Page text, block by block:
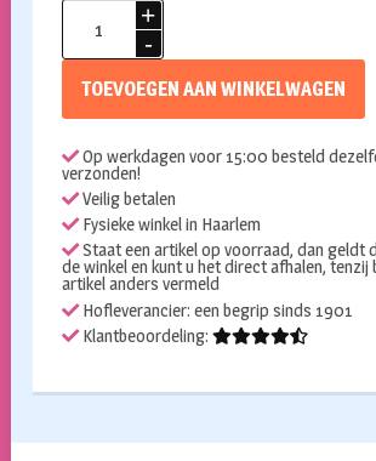
Champagne
kaart
TOEVOEGEN AAN WINKELWAGEN
Op werkdagen voor 15:00 besteld
verzonden!
Veilig betalen
Fysieke winkel in Haarlem
Staat een artikel op voorraad, dan geldt
de winkel en kunt u het direct afhalen, tenzij
artikel anders vermeld
Hofleverancier: een begrip sinds 1901
Klantbeoordeling: